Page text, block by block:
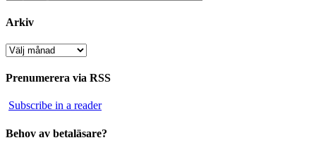
Arkiv
Arkiv
Prenumerera via RSS
Subscribe in a reader
Behov av betaläsare?